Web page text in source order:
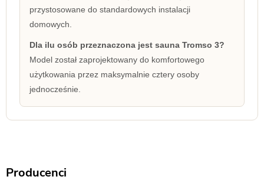
przystosowane do standardowych instalacji
domowych.
Dla ilu osób przeznaczona jest sauna Tromso 3?
Model został zaprojektowany do komfortowego
użytkowania przez maksymalnie cztery osoby
jednocześnie.
Producenci